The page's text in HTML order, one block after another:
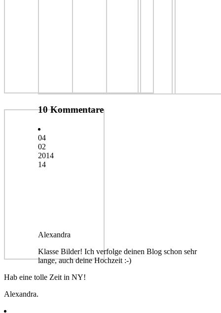
10 Kommentare
04
02
2014
14
Alexandra
Klasse Bilder! Ich verfolge deinen Blog schon sehr
lange, auch deine Hochzeit :-)
Hab eine tolle Zeit in NY!
Alexandra.